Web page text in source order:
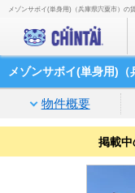
メゾンサボイ(単身用)（兵庫県宍粟市）の
メゾンサボイ(単身用)
物件概要
掲載